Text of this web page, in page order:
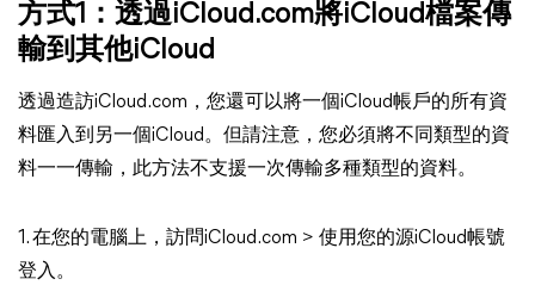
方式1：透過iCloud.com將iCloud檔案傳
輸到其他iCloud
透過造訪iCloud.com，您還可以將一個iCloud帳戶的所有資
料匯入到另一個iCloud。但請注意，您必須將不同類型的資
料一一傳輸，此方法不支援一次傳輸多種類型的資料。
1. 在您的電腦上，訪問iCloud.com > 使用您的源iCloud帳號
登入。